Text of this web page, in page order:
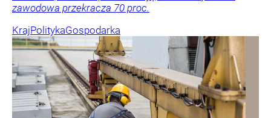
zawodowa przekracza 70 proc.
KrajPolitykaGospodarka